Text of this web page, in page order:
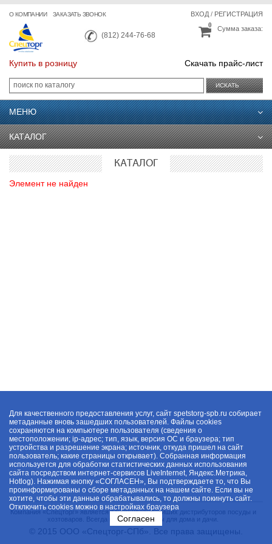
О КОМПАНИИ ЗАКАЗАТЬ ЗВОНОК
(812) 244-76-68
ВХОД/ РЕГИСТРАЦИЯ
Сумма заказа:
0
Купить в розницу Скачать прайс-лист
ИСКАТЬ
МЕНЮ
КАТАЛОГ
КАТАЛОГ
Элемент не найден
Компания «Спецторг» является одним из крупнейших дистрибуторов посуды и
хозтоваров. Всегда в наличии товары для дома и дачи.
© 2015 ООО «Спецторг-СПб». Все права защищены.
Для качественного предоставления услуг, сайт spetstorg-spb.ru собирает
метаданные вновь зашедших пользователей. Файлы cookies
сохраняются на компьютере пользователя (сведения о
местоположении; ip-адрес; тип, язык, версия ОС и браузера; тип
устройства и разрешение экрана; источник, откуда пришел на сайт
пользователь; какие страницы открывает). Собранная информация
используется для обработки статистических данных использования
сайта посредством интернет-сервисов LiveInternet, Яндекс.Метрика,
Hotlog). Нажимая кнопку «СОГЛАСЕН», Вы подтверждаете то, что Вы
проинформированы о сборе метаданных на нашем сайте. Если вы не
хотите, чтобы эти данные обрабатывались, то должны покинуть сайт.
Отключить cookies можно в настройках браузера
Согласен